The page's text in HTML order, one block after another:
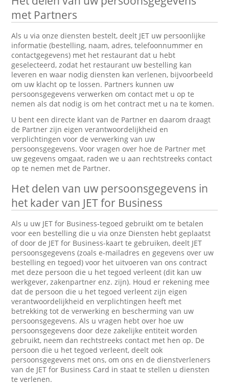
met Partners
Als u via onze diensten bestelt, deelt JET uw persoonlijke
informatie (bestelling, naam, adres, telefoonnummer en
contactgegevens) met het restaurant dat u hebt
geselecteerd, zodat het restaurant uw bestelling kan
leveren en waar nodig diensten kan verlenen, bijvoorbeeld
om uw klacht op te lossen. Partners kunnen uw
persoonsgegevens verwerken om contact met u op te
nemen als dat nodig is om het contract met u na te komen.
U bent een directe klant van de Partner en daarom draagt
de Partner zijn eigen verantwoordelijkheid en
verplichtingen voor de verwerking van uw
persoonsgegevens. Voor vragen over hoe de Partner met
uw gegevens omgaat, raden we u aan rechtstreeks contact
op te nemen met de Partner.
Het delen van uw persoonsgegevens in
het kader van JET for Business
Als u uw JET for Business-tegoed gebruikt om te betalen
voor een bestelling die u via onze Diensten hebt geplaatst
of door de JET for Business-kaart te gebruiken, deelt JET
persoonsgegevens (zoals e-mailadres en gegevens over uw
bestelling en tegoed) voor het uitvoeren van ons contract
met deze persoon die u het tegoed verleent (dit kan uw
werkgever, zakenpartner enz. zijn). Houd er rekening mee
dat de persoon die u het tegoed verleent zijn eigen
verantwoordelijkheid en verplichtingen heeft met
betrekking tot de verwerking en bescherming van uw
persoonsgegevens. Als u vragen hebt over hoe uw
persoonsgegevens door deze zakelijke entiteit worden
gebruikt, neem dan rechtstreeks contact met hen op. De
persoon die u het tegoed verleent, deelt ook
persoonsgegevens met ons, om ons en de dienstverleners
van de JET for Business Card in staat te stellen u diensten
te verlenen.